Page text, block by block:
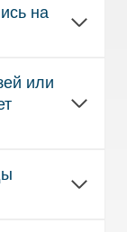
на
или